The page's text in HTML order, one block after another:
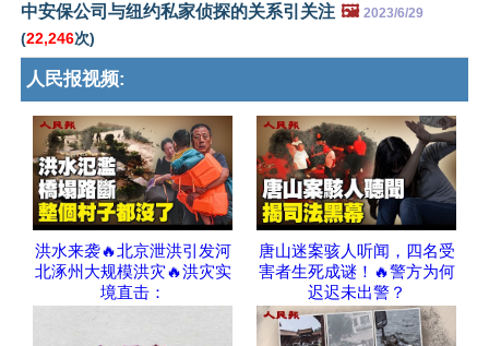
中安保公司与纽约私家侦探的关系引关注 🖼️ 2023/6/29
(22,246次)
人民报视频:
洪水来袭🔥北京泄洪引发河
北涿州大规模洪灾🔥洪灾实
境直击：
唐山迷案骇人听闻，四名受
害者生死成谜！🔥警方为何
迟迟未出警？